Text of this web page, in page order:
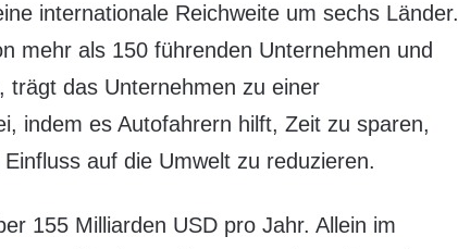
internationale Reichweite um sechs Länder.
mehr als 150 führenden Unternehmen und
trägt das Unternehmen zu einer
indem es Autofahrern hilft, Zeit zu sparen,
auf die Umwelt zu reduzieren.
155 Milliarden USD pro Jahr. Allein im